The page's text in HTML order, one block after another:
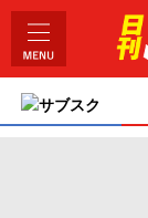
サブスク